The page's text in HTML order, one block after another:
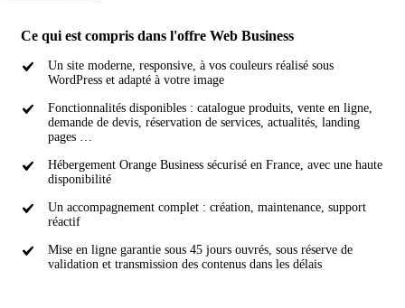
Ce qui est compris dans l'offre Web Business
Un site moderne, responsive, à vos couleurs réalisé sous
WordPress et adapté à votre image
Fonctionnalités disponibles : catalogue produits, vente en ligne,
demande de devis, réservation de services, actualités, landing
pages …
Hébergement Orange Business sécurisé en France, avec une haute
disponibilité
Un accompagnement complet : création, maintenance, support
réactif
Mise en ligne garantie sous 45 jours ouvrés, sous réserve de
validation et transmission des contenus dans les délais